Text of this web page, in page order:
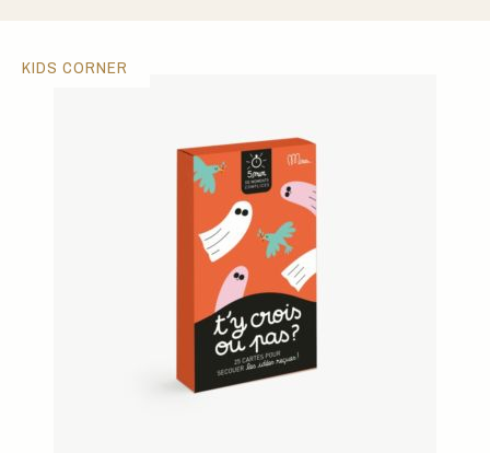
KIDS CORNER